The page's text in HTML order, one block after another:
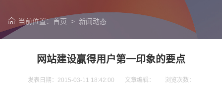
当前位置： 首页 > 新闻动态
网站建设赢得用户第一印象的要点
发表日期：2015-03-11 18:42:00 文章编辑： 浏览次数：